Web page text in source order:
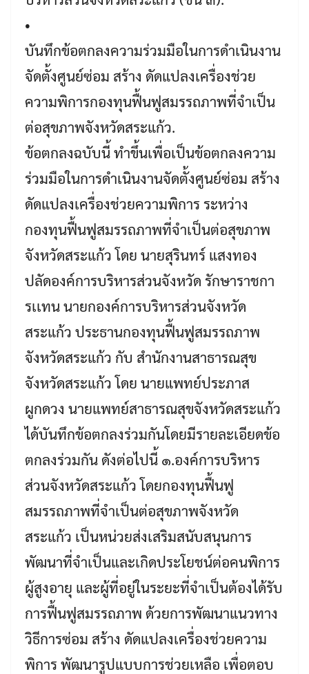
•
บันทึกข้อตกลงความร่วมมือในการดำเนินงาน
จัดตั้งศูนย์ซ่อม สร้าง ดัดแปลงเครื่องช่วย
ความพิการกองทุนฟื้นฟูสมรรถภาพที่จำเป็น
ต่อสุขภาพจังหวัดสระแก้ว.
ข้อตกลงฉบับนี้ ทำขึ้นเพื่อเป็นข้อตกลงความ
ร่วมมือในการดำเนินงานจัดตั้งศูนย์ซ่อม สร้าง
ดัดแปลงเครื่องช่วยความพิการ ระหว่าง
กองทุนฟื้นฟูสมรรถภาพที่จำเป็นต่อสุขภาพ
จังหวัดสระแก้ว โดย นายสุรินทร์ แสงทอง
ปลัดองค์การบริหารส่วนจังหวัด รักษาราชกา
รเเทน นายกองค์การบริหารส่วนจังหวัด
สระแก้ว ประธานกองทุนฟื้นฟูสมรรถภาพ
จังหวัดสระแก้ว กับ สำนักงานสาธารณสุข
จังหวัดสระแก้ว โดย นายแพทย์ประภาส
ผูกดวง นายแพทย์สาธารณสุขจังหวัดสระแก้ว
ได้บันทึกข้อตกลงร่วมกันโดยมีรายละเอียดข้อ
ตกลงร่วมกัน ดังต่อไปนี้ ๑.องค์การบริหาร
ส่วนจังหวัดสระแก้ว โดยกองทุนฟื้นฟู
สมรรถภาพที่จำเป็นต่อสุขภาพจังหวัด
สระแก้ว เป็นหน่วยส่งเสริมสนับสนุนการ
พัฒนาที่จำเป็นและเกิดประโยชน์ต่อคนพิการ
ผู้สูงอายุ และผู้ที่อยู่ในระยะที่จำเป็นต้องได้รับ
การฟื้นฟูสมรรถภาพ ด้วยการพัฒนาแนวทาง
วิธีการซ่อม สร้าง ดัดแปลงเครื่องช่วยความ
พิการ พัฒนารูปแบบการช่วยเหลือ เพื่อตอบ